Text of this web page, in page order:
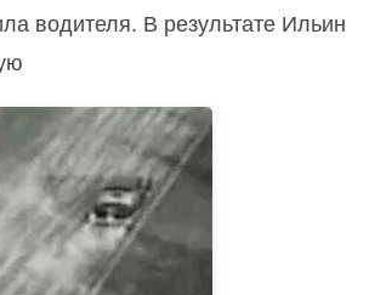
водителя. В результате Ильин